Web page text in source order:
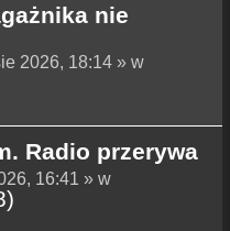
nie
2026, 18:14 » w
Radio przerywa
16:41 » w